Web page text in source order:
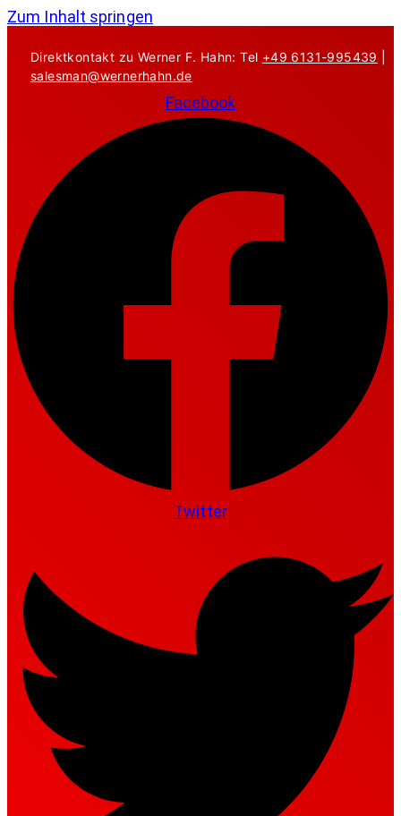
Zum Inhalt springen
Direktkontakt zu Werner F. Hahn: Tel +49 6131-995439
salesman@wernerhahn.de
Facebook
Twitter